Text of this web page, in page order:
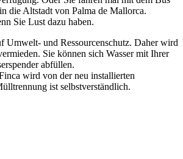
die Altstadt von Palma de Mallorca.
Sie Lust dazu haben.
Umwelt- und Ressourcenschutz. Daher wird
Sie können sich Wasser mit Ihrer
abfüllen.
wird von der neu installierten
ist selbstverständlich.